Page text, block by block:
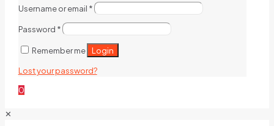
Username or email *
Password *
Remember me Login
Lost your password?
0
✕